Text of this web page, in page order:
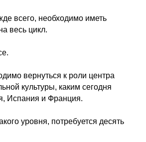
всего, необходимо иметь
весь цикл.
вернуться к роли центра
культуры, каким сегодня
Испания и Франция.
уровня, потребуется десять